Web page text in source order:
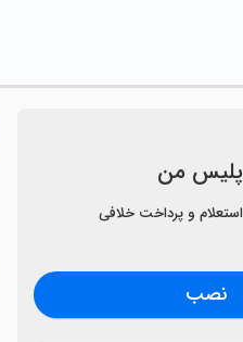
پلیس من
استعلام و پرداخت خلافی
نصب